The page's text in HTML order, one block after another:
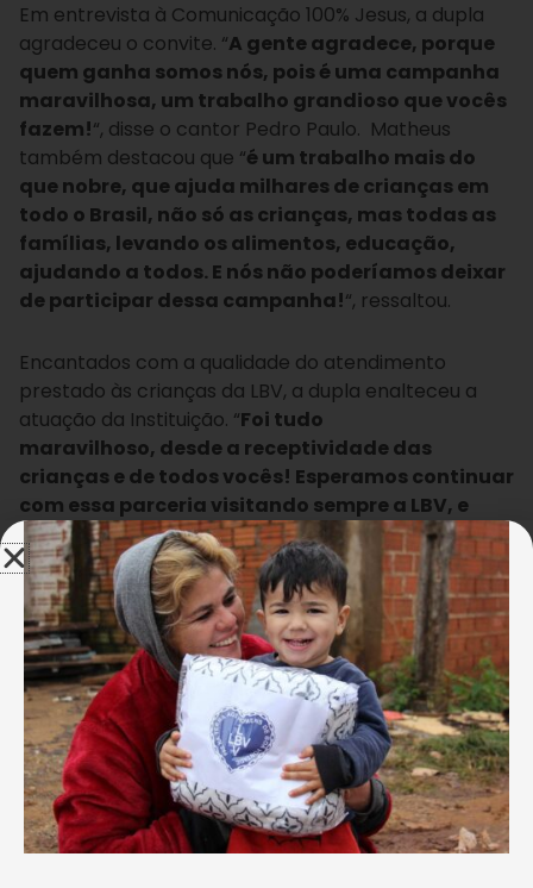
Em entrevista à Comunicação 100% Jesus, a dupla
agradeceu o convite. “A gente agradece, porque
quem ganha somos nós, pois é uma campanha
maravilhosa, um trabalho grandioso que vocês
fazem!“, disse o cantor Pedro Paulo. Matheus
também destacou que “é um trabalho mais do
que nobre, que ajuda milhares de crianças em
todo o Brasil, não só as crianças, mas todas as
famílias, levando os alimentos, educação,
ajudando a todos. E nós não poderíamos deixar
de participar dessa campanha!“, ressaltou.
Encantados com a qualidade do atendimento
prestado às crianças da LBV, a dupla enalteceu a
atuação da Instituição. “Foi tudo
maravilhoso, desde a receptividade das
crianças e de todos vocês! Esperamos continuar
com essa parceria visitando sempre a LBV, e
estaremos sempre abertos e à disposição de
vocês
“, destacou Pedro Paulo. O cantor Matheus
destacou a importância de unir esforços em prol dos
que mais precisam: “Nós esperamos poder somar
nessa campanha com vocês, e é só chamar que
nós estamos à disposição“, destacou.